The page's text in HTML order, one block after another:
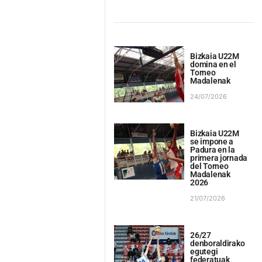
Bizkaia U22M
domina en el
Torneo
Madalenak
24/07/2026
Bizkaia U22M
se impone a
Padura en la
primera jornada
del Torneo
Madalenak
2026
21/07/2026
26/27
denboraldirako
egutegi
federatuak